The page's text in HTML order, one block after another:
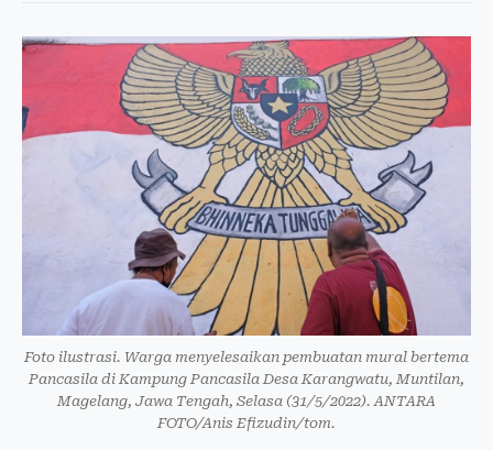
Foto ilustrasi. Warga menyelesaikan pembuatan mural bertema
Pancasila di Kampung Pancasila Desa Karangwatu, Muntilan,
Magelang, Jawa Tengah, Selasa (31/5/2022). ANTARA
FOTO/Anis Efizudin/tom.